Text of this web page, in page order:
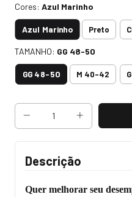
Cores: Azul Marinho
Azul Marinho Preto
TAMANHO: GG 48-50
GG 48-50 M 40-42
Descrição
Quer melhorar seu